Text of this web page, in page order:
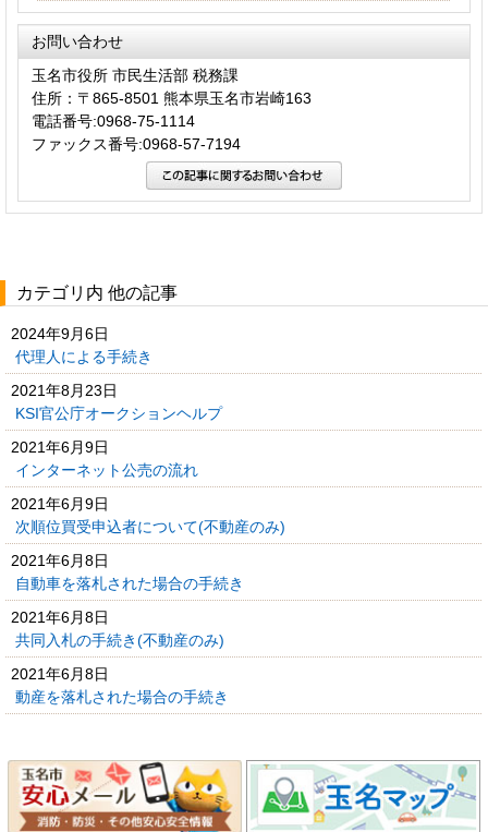
お問い合わせ
玉名市役所 市民生活部 税務課
住所：〒865-8501 熊本県玉名市岩崎163
電話番号:0968-75-1114
ファックス番号:0968-57-7194
カテゴリ内 他の記事
2024年9月6日
代理人による手続き
2021年8月23日
KSI官公庁オークションヘルプ
2021年6月9日
インターネット公売の流れ
2021年6月9日
次順位買受申込者について(不動産のみ)
2021年6月8日
自動車を落札された場合の手続き
2021年6月8日
共同入札の手続き(不動産のみ)
2021年6月8日
動産を落札された場合の手続き